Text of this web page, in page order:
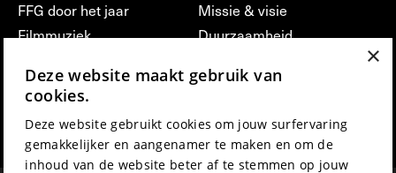
FFG door het jaar
Filmmuziek
Press & Industry
Film Fest Friends
Missie & visie
Duurzaamheid
vrijwilligerswerk bij FFG
Privacy & Disclaimer
×
Deze website maakt gebruik van
cookies.
Deze website gebruikt cookies om jouw surfervaring
gemakkelijker en aangenamer te maken en om de
inhoud van de website beter af te stemmen op jouw